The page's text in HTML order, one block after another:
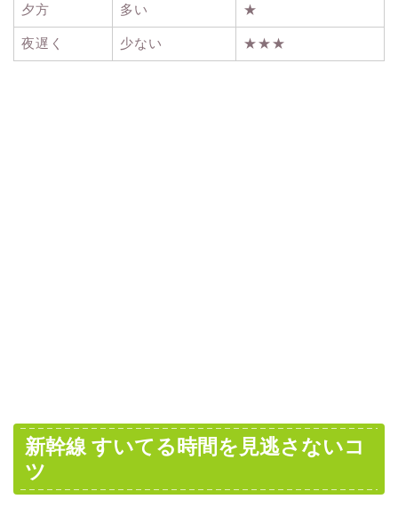
夕方 多い ★
夜遅く 少ない ★★★
新幹線 すいてる時間を見逃さないコ
ツ